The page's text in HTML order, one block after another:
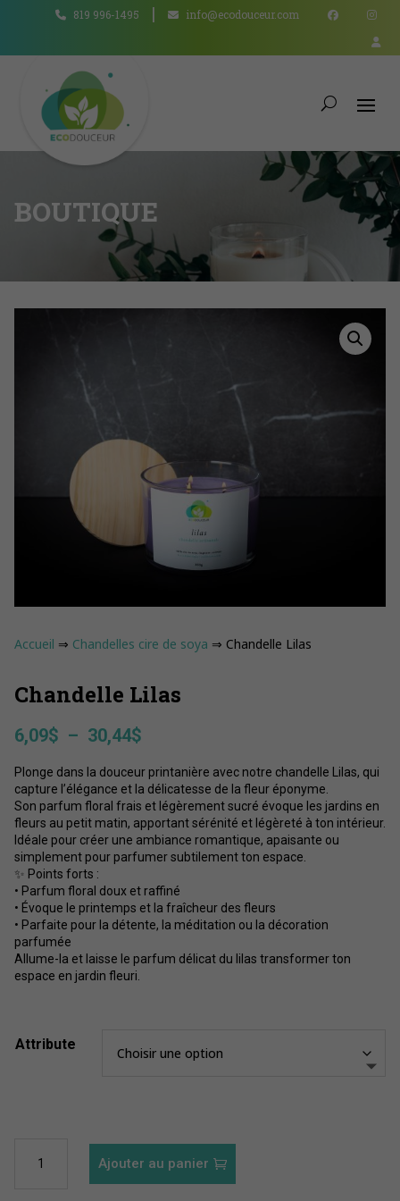
819 996-1495 info@ecodouceur.com
BOUTIQUE
Accueil ⇒ Chandelles cire de soya ⇒ Chandelle Lilas
Chandelle Lilas
6,09$ – 30,44$Plage
prix :
6,09$
à
30,44$
Plonge dans la douceur printanière avec notre chandelle Lilas, qui
capture l’élégance et la délicatesse de la fleur éponyme.
Son parfum floral frais et légèrement sucré évoque les jardins en
fleurs au petit matin, apportant sérénité et légèreté à ton intérieur.
Idéale pour créer une ambiance romantique, apaisante ou
simplement pour parfumer subtilement ton espace.
✨ Points forts :
• Parfum floral doux et raffiné
• Évoque le printemps et la fraîcheur des fleurs
• Parfaite pour la détente, la méditation ou la décoration
parfumée
Allume-la et laisse le parfum délicat du lilas transformer ton
espace en jardin fleuri.
Attribute
Ajouter au panier